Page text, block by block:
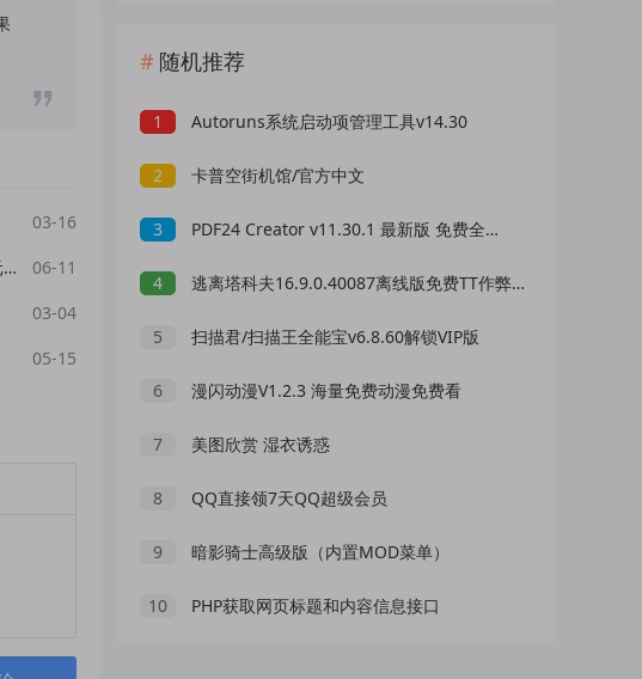
03-16
京东云618云服务器优惠，2G2H3M主机仅需50元，3年只需296！
06-11
03-04
05-15
随机推荐
1 Autoruns系统启动项管理工具v14.30
2 卡普空街机馆/官方中文
3 PDF24 Creator v11.30.1 最新版 免费全能PDF工具箱 PDF编辑转换工具
4 逃离塔科夫16.9.0.40087离线版免费TT作弊辅助
5 扫描君/扫描王全能宝v6.8.60解锁VIP版
6 漫闪动漫V1.2.3 海量免费动漫免费看
7 美图欣赏 湿衣诱惑
8 QQ直接领7天QQ超级会员
9 暗影骑士高级版（内置MOD菜单）
10 PHP获取网页标题和内容信息接口